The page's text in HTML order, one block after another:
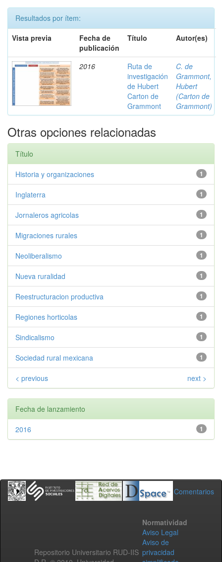
Resultados por ítem:
Vista previa
Fecha de
publicación
Título Autor(es)
2016
Ruta de
investigación
de Hubert
Carton de
Grammont
C. de
Grammont,
Hubert
(Carton de
Grammont)
Otras opciones relacionadas
Título
1
Historia y organizaciones
1
Inglaterra
1
Jornaleros agricolas
1
Migraciones rurales
1
Neoliberalismo
1
Nueva ruralidad
1
Reestructuracion productiva
1
Regiones horticolas
1
Sindicalismo
1
Sociedad rural mexicana
< previous next >
Fecha de lanzamiento
1
2016
Comentarios
Repositorio Universitario RUD-IIS
Normatividad
Aviso Legal
Aviso de
privacidad